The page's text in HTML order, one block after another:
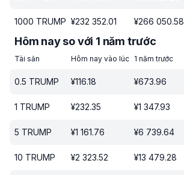
1000 TRUMP ¥232 352.01 ¥266 050.58
Hôm nay so với 1 năm trước
Tài sản Hôm nay vào lúc 1 năm trước
0.5 TRUMP ¥116.18 ¥673.96
1 TRUMP ¥232.35 ¥1 347.93
5 TRUMP ¥1 161.76 ¥6 739.64
10 TRUMP ¥2 323.52 ¥13 479.28